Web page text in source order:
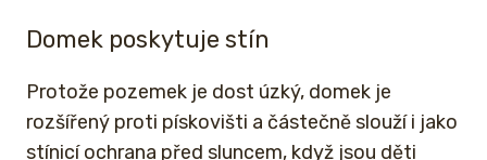
Domek poskytuje stín
Protože pozemek je dost úzký, domek je
rozšířený proti pískovišti a částečně slouží i jako
stínicí ochrana před sluncem, když jsou děti